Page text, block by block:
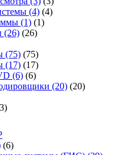
(4) (4)
(1) (1)
(26) (26)
(75) (75)
(17) (17)
(6) (6)
(20) (20)
(6)